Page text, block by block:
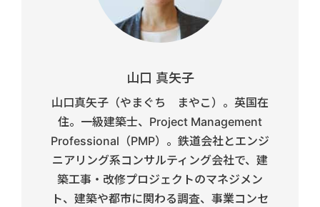
山口 真矢子
山口真矢子（やまぐち まやこ）。英国在
住。一級建築士、Project Management
Professional（PMP）。鉄道会社とエンジ
ニアリング系コンサルティング会社で、建
築工事・改修プロジェクトのマネジメン
ト、建築や都市に関わる調査、事業コンセ